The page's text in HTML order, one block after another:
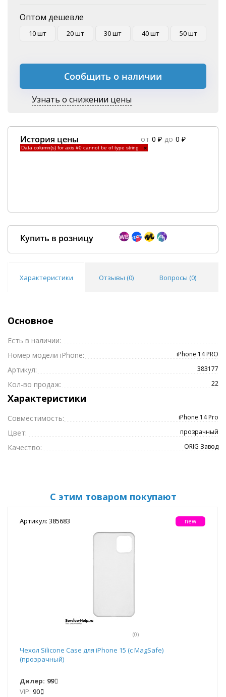
Оптом дешевле
10 шт 20 шт 30 шт 40 шт 50 шт
Сообщить о наличии
Узнать о снижении цены
История цены от 0 ₽ до 0 ₽
Data column(s) for axis #0 cannot be of type string ×
Купить в розницу
Характеристики Отзывы (0) Вопросы (0)
Основное
Есть в наличии:
Номер модели iPhone:
iPhone 14 PRO
Артикул: 383177
Кол-во продаж: 22
Характеристики
Совместимость: iPhone 14 Pro
Цвет: прозрачный
Качество: ORIG Завод
С этим товаром покупают
Артикул: 385683
(0)
new
Чехол Silicone Case для iPhone 15 (с MagSafe)
(прозрачный)
Дилер: 99
VIP: 90